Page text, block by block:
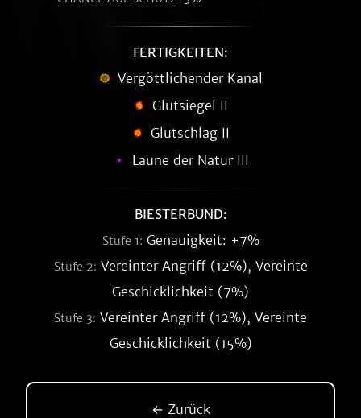
FERTIGKEITEN:
Vergöttlichender Kanal
Glutsiegel II
Glutschlag II
Laune der Natur III
BIESTERBUND:
Stufe 1: Genauigkeit: +7%
Stufe 2: Vereinter Angriff (12%), Vereinte
Geschicklichkeit (7%)
Stufe 3: Vereinter Angriff (12%), Vereinte
Geschicklichkeit (15%)
← Zurück